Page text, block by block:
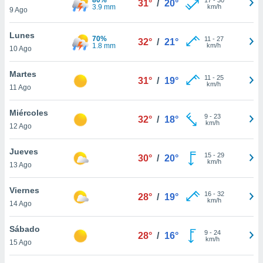
más
nuestra
y
de
disponible
cookies
aceptar
9 Ago
3.9 mm
31° / 20°
km/h
Lunes
10 Ago
70%
1.8 mm
32° / 21° 11 - 27
km/h
Martes
11 Ago
31° / 19° 11 - 25
km/h
Miércoles
12 Ago
32° / 18° 9- 23
km/h
Jueves
13 Ago
30° / 20° 15- 29
km/h
Viernes
14 Ago
28° / 19° 16- 32
km/h
Sábado
15 Ago
28° / 16° 9- 24
km/h